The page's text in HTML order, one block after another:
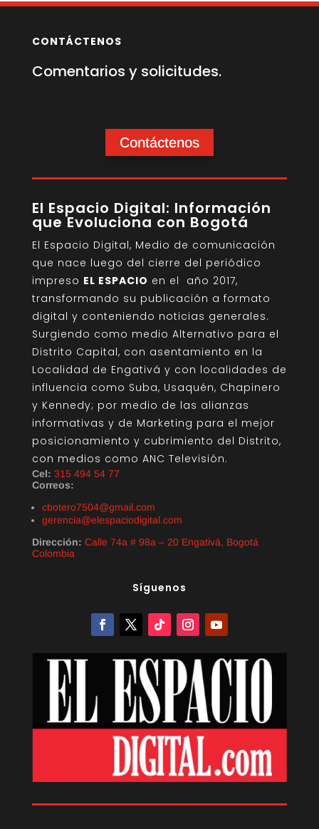
CONTÁCTENOS
Comentarios y solicitudes.
Contáctenos
El Espacio Digital: Información
que Evoluciona con Bogotá
El Espacio Digital, Medio de comunicación
que nace luego del cierre del periódico
impreso EL ESPACIO en el año 2017,
transformando su publicación a formato
digital y conteniendo noticias generales.
Surgiendo como medio Alternativo para el
Distrito Capital, con asentamiento en la
Localidad de Engativá y con localidades de
influencia como Suba, Usaquén, Chapinero
y Kennedy; por medio de las alianzas
informativas y de Marketing para el mejor
posicionamiento y cubrimiento del Distrito,
con medios como ANC Televisión.
Cel: 315 494 54 77
Correos:
cbotero7504@gmail.com
gerencia@elespaciodigital.com
Dirección: Calle 74a # 98a – 20 Engativá, Bogotá
Colombia
Síguenos